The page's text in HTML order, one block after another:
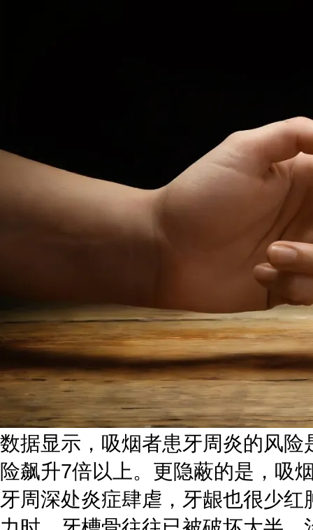
数据显示，吸烟者患牙周炎的风
险飙升7倍以上。更隐蔽的是，吸
牙周深处炎症肆虐，牙龈也很少